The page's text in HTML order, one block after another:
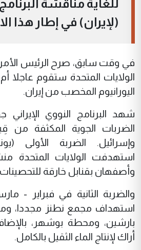
للغاية مناقشة
(لإيران) في إطار هذا
في وقت سابق، صرح الرئيس
الولايات المتحدة ستقوم عاجلا
اليورانيوم المخصب من إيران.
شهد البرنامج النووي الإيراني
الضربات الجوية المكثفة من
استهدفت الولايات المتحدة
وأصفهان بقنابل خارقة
بارشين، ومحطة بوشهر،
أراك لإنتاج الماء الثقيل بالكامل.